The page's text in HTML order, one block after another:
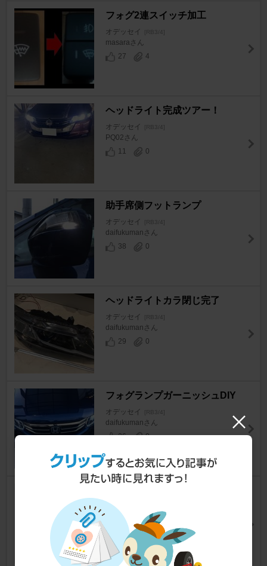
フォグ2連スイッチ加工
オデッセイ [RB3/4]
masaraさん
27
4
ヘッドライト完成ツアー！
オデッセイ [RB3/4]
PQ02さん
11
0
助手席側フットランプ
オデッセイ [RB3/4]
daifukumanさん
38
0
ヘッドライトカラ閉じ完了
オデッセイ [RB3/4]
daifukumanさん
29
0
フォグランプガーニッシュDIY
オデッセイ [RB3/4]
daifukumanさん
26
0
ンやる前にダメ元のリレー交
換」
オデッセイ [RB3/4]
PCXつばぞーさん
21